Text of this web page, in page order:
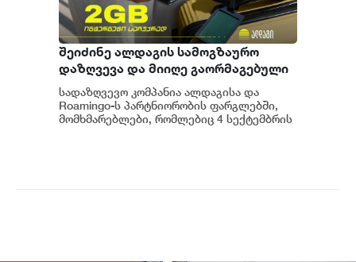
შეიძინე ალდაგის სამოგზაურო
დაზღვევა და მიიღე გაორმაგებული
ინტერნეტი
სადაზღვევო კომპანია ალდაგისა და
Roamingo-ს პარტნიორობის ფარგლებში,
მომხმარებლები, რომლებიც 4 სექტემბრის